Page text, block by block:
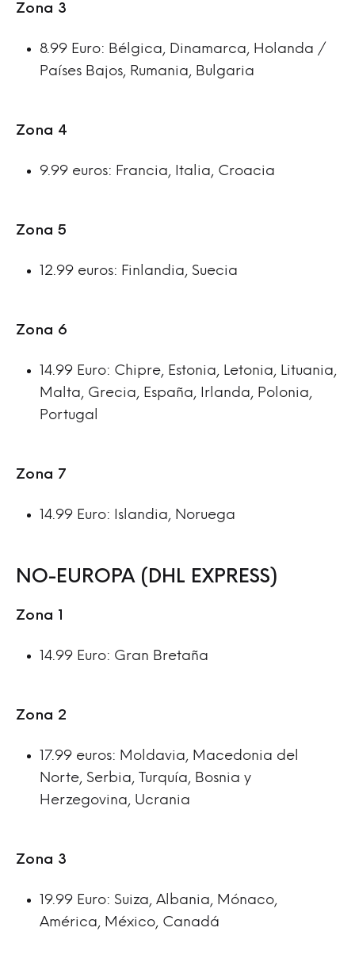
Zona 3
8.99 Euro: Bélgica, Dinamarca, Holanda /
Países Bajos, Rumania, Bulgaria
Zona 4
9.99 euros: Francia, Italia, Croacia
Zona 5
12.99 euros: Finlandia, Suecia
Zona 6
14.99 Euro: Chipre, Estonia, Letonia, Lituania,
Malta, Grecia, España, Irlanda, Polonia,
Portugal
Zona 7
14.99 Euro: Islandia, Noruega
NO-EUROPA (DHL EXPRESS)
Zona 1
14.99 Euro: Gran Bretaña
Zona 2
17.99 euros: Moldavia, Macedonia del
Norte, Serbia, Turquía, Bosnia y
Herzegovina, Ucrania
Zona 3
19.99 Euro: Suiza, Albania, Mónaco,
América, México, Canadá